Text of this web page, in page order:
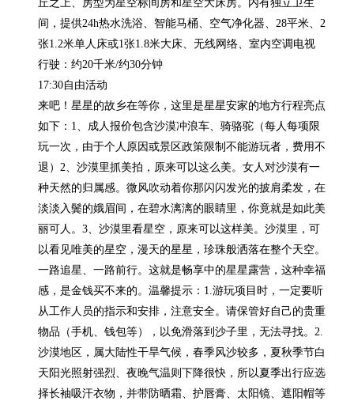
丘之上、房型为星空标间房和星空大床房。内有独立卫生
间，提供24h热水洗浴、智能马桶、空气净化器、28平米、2
张1.2米单人床或1张1.8米大床、无线网络、室内空调电视
行驶：约20千米/约30分钟
17:30自由活动
来吧！星星的故乡在等你，这里是星星安家的地方行程亮点
如下：1、成人报价包含沙漠冲浪车、骑骆驼（每人每项限
玩一次，由于个人原因或景区政策限制不能游玩者，费用不
退）2、沙漠里抓美拍，原来可以这么美。女人对沙漠有一
种天然的归属感。微风吹动着你那闪闪发光的披肩柔发，在
淡淡入鬓的娥眉间，在碧水漓漓的眼睛里，你竟就是如此美
丽可人。3、沙漠里看星空，原来可以这样美。沙漠里，可
以看见唯美的星空，漫天的星星，珍珠般洒落在整个天空。
一路追星、一路前行。这就是畅享中的星星露营，这种幸福
感，是金钱买不来的。温馨提示：1.游玩项目时，一定要听
从工作人员的指示和安排，注意安全。请保管好自己的贵重
物品（手机、钱包等），以免滑落到沙子里，无法寻找。2.
沙漠地区，属大陆性干旱气候，春季风沙较多，夏秋季节白
天阳光照射强烈、夜晚气温则下降很快，所以夏季出行应选
择长袖吸汗衣物，并带防晒霜、护唇膏、太阳镜、遮阳帽等